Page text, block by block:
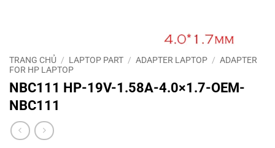
TRANG CHỦ / LAPTOP PART / ADAPTER LAPTOP / ADAPTER
FOR HP LAPTOP
NBC111 HP-19V-1.58A-4.0×1.7-OEM-
NBC111